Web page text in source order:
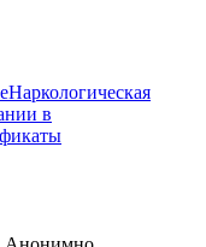
Наркологическая
в